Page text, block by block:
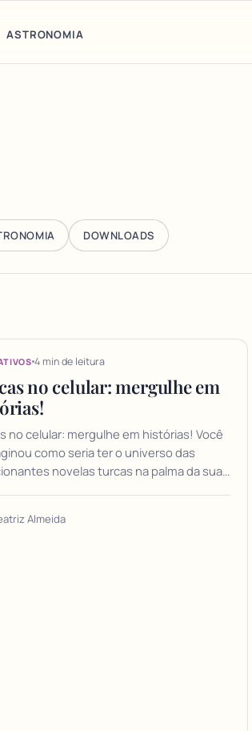
ASTRONOMIA
DOWNLOADS
4 min de leitura
no celular: mergulhe em
no celular: mergulhe em histórias! Você
como seria ter o universo das
novelas turcas na palma da sua…
Almeida